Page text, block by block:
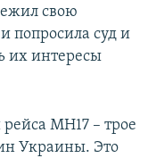
свою
попросила суд и
их интересы
MH17 – трое
Украины. Это